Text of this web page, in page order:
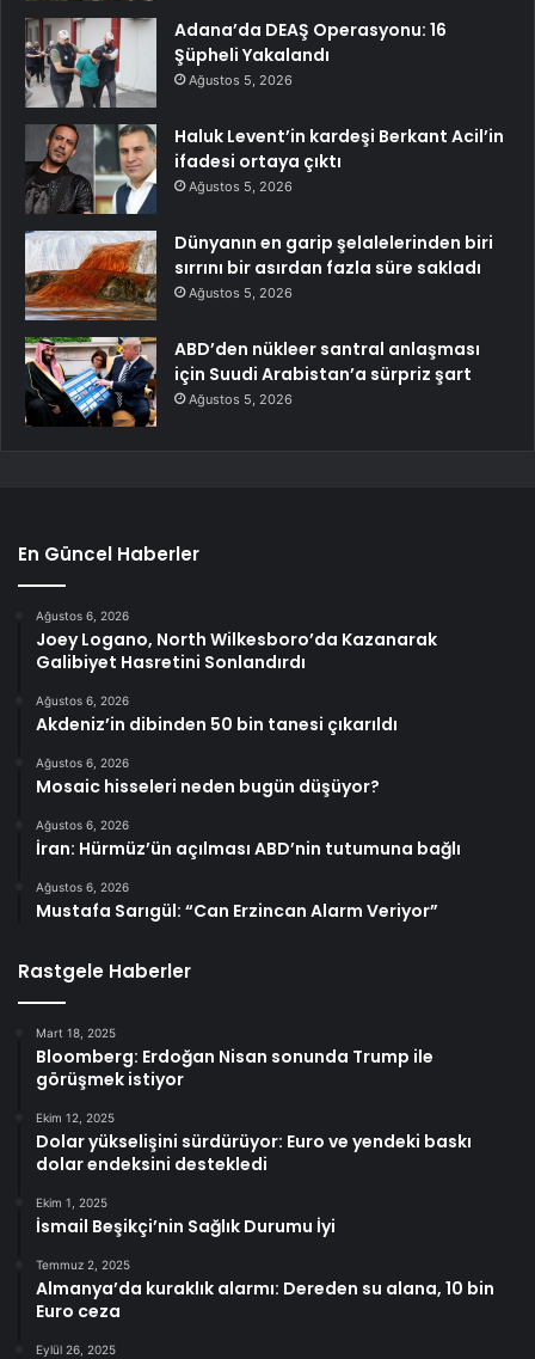
Adana’da DEAŞ Operasyonu: 16
Şüpheli Yakalandı
Ağustos 5, 2026
Haluk Levent’in kardeşi Berkant Acil’in
ifadesi ortaya çıktı
Ağustos 5, 2026
Dünyanın en garip şelalelerinden biri
sırrını bir asırdan fazla süre sakladı
Ağustos 5, 2026
ABD’den nükleer santral anlaşması
için Suudi Arabistan’a sürpriz şart
Ağustos 5, 2026
En Güncel Haberler
Ağustos 6, 2026
Joey Logano, North Wilkesboro’da Kazanarak
Galibiyet Hasretini Sonlandırdı
Ağustos 6, 2026
Akdeniz’in dibinden 50 bin tanesi çıkarıldı
Ağustos 6, 2026
Mosaic hisseleri neden bugün düşüyor?
Ağustos 6, 2026
İran: Hürmüz’ün açılması ABD’nin tutumuna bağlı
Ağustos 6, 2026
Mustafa Sarıgül: “Can Erzincan Alarm Veriyor”
Rastgele Haberler
Mart 18, 2025
Bloomberg: Erdoğan Nisan sonunda Trump ile
görüşmek istiyor
Ekim 12, 2025
Dolar yükselişini sürdürüyor: Euro ve yendeki baskı
dolar endeksini destekledi
Ekim 1, 2025
İsmail Beşikçi’nin Sağlık Durumu İyi
Temmuz 2, 2025
Almanya’da kuraklık alarmı: Dereden su alana, 10 bin
Euro ceza
Eylül 26, 2025